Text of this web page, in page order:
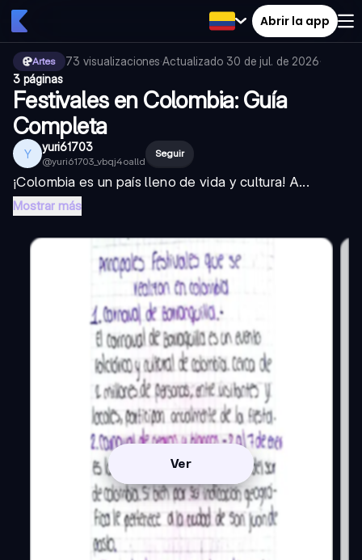
Abrir la app
Artes 73 visualizaciones·Actualizado 30 de jul. de 2026·
3 páginas
Festivales en Colombia: Guía
Completa
Y yuri61703
@yuri61703_vbqj4oalld
Seguir
¡Colombia es un país lleno de vida y cultura! A...
Mostrar más
Ver